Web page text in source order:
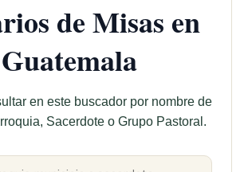
de Misas en
Guatemala
en este buscador por nombre de
Sacerdote o Grupo Pastoral.